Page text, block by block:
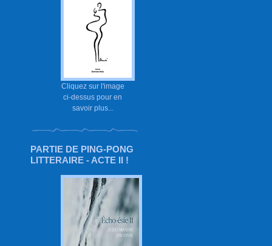
Cliquez sur l'image
ci-dessus pour en
savoir plus...
PARTIE DE PING-PONG
LITTERAIRE - ACTE II !